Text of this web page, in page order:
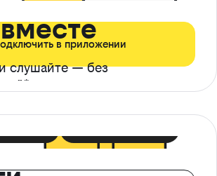
слушайте — без
в приложении